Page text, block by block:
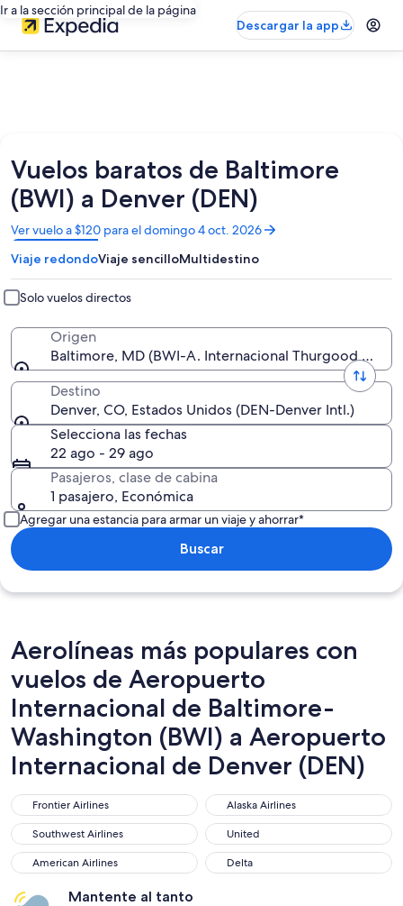
Ir a la sección principal de la página
Descargar la app
Vuelos baratos de Baltimore
(BWI) a Denver (DEN)
Ver vuelo a $120 para el domingo 4 oct. 2026
Se
abrirá
en
una
nueva
ventana
Viaje redondoViaje sencilloMultidestino
Solo vuelos directos
Origen
Baltimore, MD (BWI-A. Internacional Thurgood
Destino
Denver, CO, Estados Unidos (DEN-Denver Intl.)
Selecciona las fechas
22 ago - 29 ago
Pasajeros, clase de cabina
1 pasajero, Económica
Agregar una estancia para armar un viaje y ahorrar*
Buscar
Aerolíneas más populares con
vuelos de Aeropuerto
Internacional de Baltimore-
Washington (BWI) a Aeropuerto
Internacional de Denver (DEN)
Frontier Airlines
Frontier Airlines Alaska Airlines
Alaska Airlines
Southwest Airlines
Southwest Airlines United
United
American Airlines
American Airlines Delta
Delta
Mantente al tanto